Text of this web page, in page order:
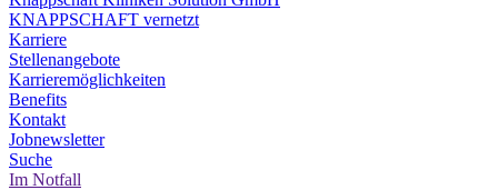
KNAPPSCHAFT vernetzt
Karriere
Stellenangebote
Karrieremöglichkeiten
Benefits
Kontakt
Jobnewsletter
Suche
Im Notfall